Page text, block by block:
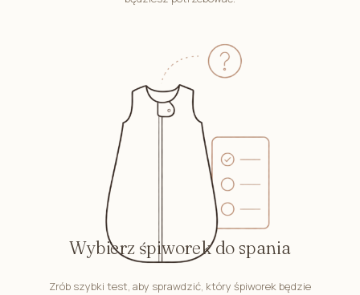
Wybierz śpiworek do spania
Zrób szybki test, aby sprawdzić, który śpiworek będzie